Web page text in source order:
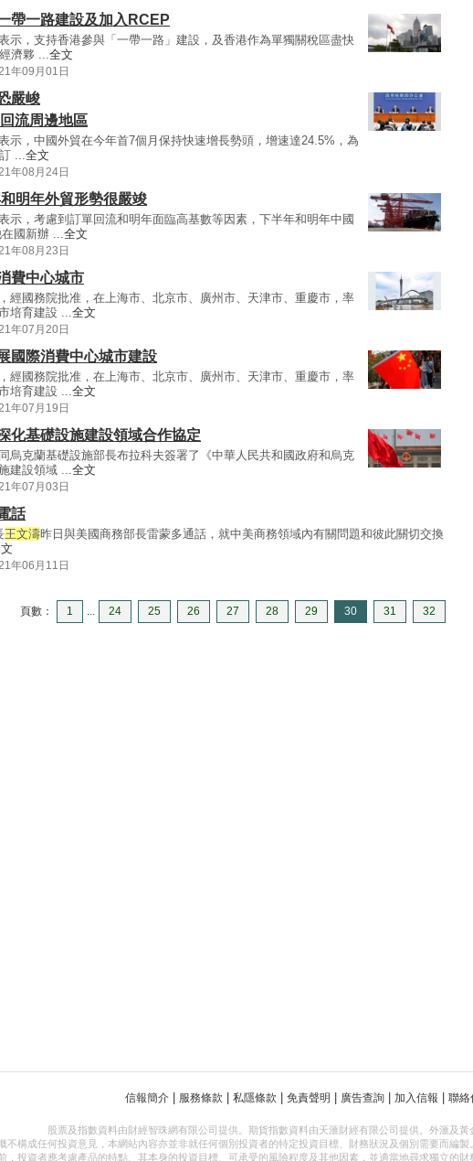
帶一路建設及加入RCEP
示，支持香港參與「一帶一路」建設，及香港作為單獨關稅區盡快
濟夥 ...全文
年09月01日
嚴峻
流周邊地區
示，中國外貿在今年首7個月保持快速增長勢頭，增速達24.5%，為
...全文
年08月24日
明年外貿形勢很嚴竣
示，考慮到訂單回流和明年面臨高基數等因素，下半年和明年中國
國新辦 ...全文
年08月23日
費中心城市
經國務院批准，在上海市、北京市、廣州市、天津市、重慶市，率
培育建設 ...全文
年07月20日
國際消費中心城市建設
經國務院批准，在上海市、北京市、廣州市、天津市、重慶市，率
培育建設 ...全文
年07月19日
化基礎設施建設領域合作協定
同烏克蘭基礎設施部長布拉科夫簽署了《中華人民共和國政府和烏克
建設領域 ...全文
年07月03日
話
王文濤昨日與美國商務部長雷蒙多通話，就中美商務領域內有關問題和彼此關切交換
年06月11日
頁數： 1 ... 24 25 26 27 28 29 30 31 32
信報簡介 服務條款 私隱條款 免責聲明 廣告查詢 加入信報 聯絡
股票及指數資料由財經智珠網有限公司提供。期貨指數資料由天滙財經有限公司提供。外滙及黃
不構成任何投資意見，本網站內容亦並非就任何個別投資者的特定投資目標、財務狀況及個別需要而編
，投資者應考慮產品的特點、其本身的投資目標、可承受的風險程度及其他因素，並適當地尋求獨立的